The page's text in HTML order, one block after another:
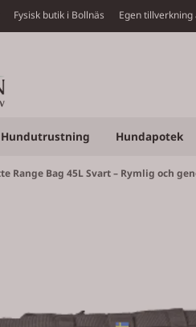
Fysisk butik i Bollnäs Egen
Hundutrustning Hundapotek
Range Bag 45L Svart – Rymlig och